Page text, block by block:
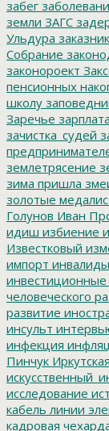
забег
земли ЗАГС
Ульдура
Собрание
законороект
пенсионных
школу
Заречье зарплата
зачистка_судей
землетрясение
зима пришла
золотые
Голунов Иван
идиш избиение
Известковый
импорт инвалиды
инвестиционные
человеческого
развитие
инсульт
инфекция
Пинчук
исследование
кабель линии
кадровая